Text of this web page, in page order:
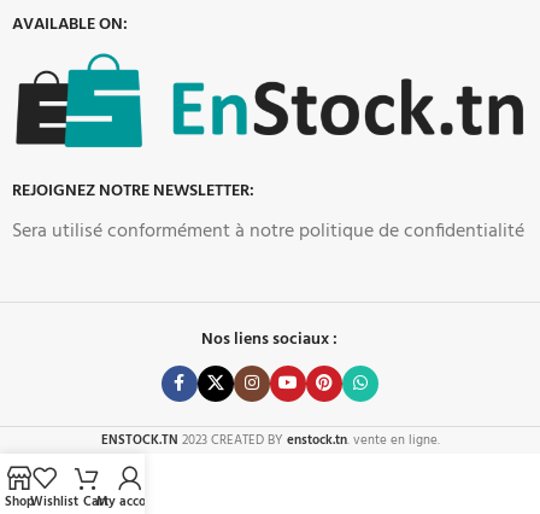
AVAILABLE ON:
REJOIGNEZ NOTRE NEWSLETTER:
Sera utilisé conformément à notre politique de confidentialité
Nos liens sociaux :
ENSTOCK.TN 2023 CREATED BY enstock.tn. vente en ligne.
ShopWishlist CartMy account